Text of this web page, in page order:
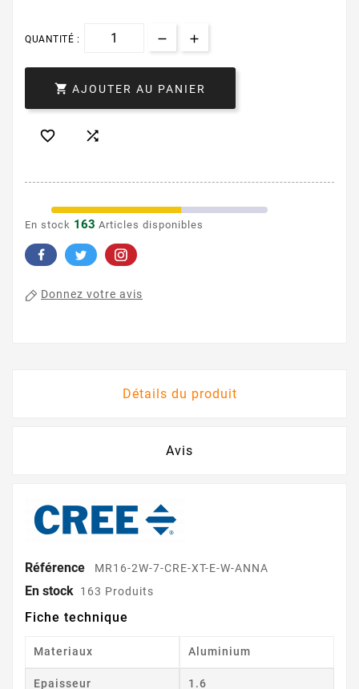
QUANTITÉ :
 AJOUTER AU PANIER
 
En stock 163 Articles disponibles
Donnez votre avis
Détails du produit
Avis
Référence MR16-2W-7-CRE-XT-E-W-ANNA
En stock 163 Produits
Fiche technique
Materiaux Aluminium
Epaisseur 1.6